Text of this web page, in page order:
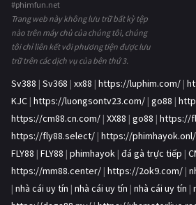
#phimfun.net
Trang web này không lưu trữ bất kỳ tệp
nào trên máy chủ của chúng tôi, chúng
tôi chỉ liên kết với phương tiện được lưu
trữ trên các dịch vụ của bên thứ 3.
Sv388 | Sv368 | xx88 | https://luphim.com/ |
KJC | https://luongsontv23.com/ | go88 |
https://cm88.cn.com/ | XX88 | go88 | https://
https://fly88.select/ | https://phimhayok.onl/
FLY88 | FLY88 | phimhayok | đá gà trực tiếp |
https://mm88.center/ | https://2ok9.com/ |
| nhà cái uy tín | nhà cái uy tín | nhà cái uy tín |